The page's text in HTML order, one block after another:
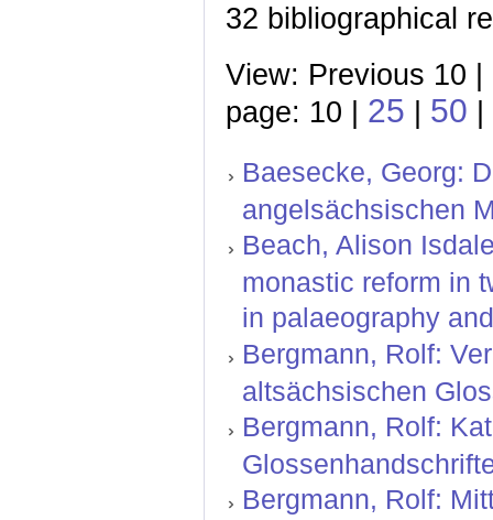
32 bibliographical
View: Previous 10 |
page: 10 | 25 | 50 |
Baesecke, Georg:
angelsächsischen
Beach, Alison
monastic reform in
in palaeography
Bergmann, Rolf:
altsächsischen
Bergmann, Rolf:
Bergmann, Rolf: